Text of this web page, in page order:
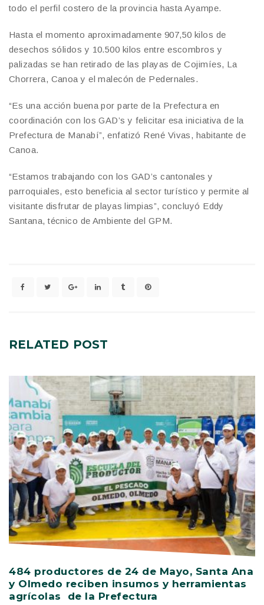
todo el perfil costero de la provincia hasta Ayampe.
Hasta el momento aproximadamente 907,50 kilos de
desechos sólidos y 10.500 kilos entre escombros y
palizadas se han retirado de las playas de Cojimíes, La
Chorrera, Canoa y el malecón de Pedernales.
“Es una acción buena por parte de la Prefectura en
coordinación con los GAD’s y felicitar esa iniciativa de la
Prefectura de Manabí”, enfatizó René Vivas, habitante de
Canoa.
“Estamos trabajando con los GAD’s cantonales y
parroquiales, esto beneficia al sector turístico y permite al
visitante disfrutar de playas limpias”, concluyó Eddy
Santana, técnico de Ambiente del GPM.
RELATED POST
484 productores de 24 de Mayo, Santa Ana
y Olmedo reciben insumos y herramientas
agrícolas de la Prefectura